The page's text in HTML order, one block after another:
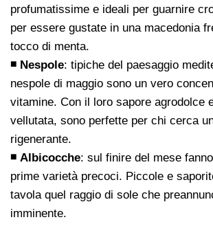
profumatissime e ideali per guarnire
per essere gustate in una macedonia
tocco di menta.
◾ Nespole: tipiche del paesaggio
nespole di maggio sono un vero
vitamine. Con il loro sapore agrodolce
vellutata, sono perfette per chi cerca
rigenerante.
◾ Albicocche: sul finire del mese
prime varietà precoci. Piccole e
tavola quel raggio di sole che
imminente.